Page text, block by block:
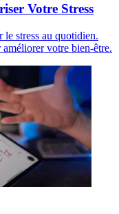
Votre Stress
stress au quotidien.
votre bien-être.